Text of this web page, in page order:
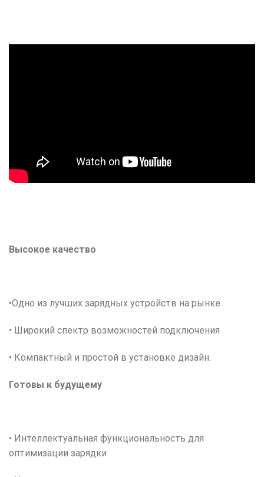
Высокое качество
•Одно из лучших зарядных устройств на рынке
• Широкий спектр возможностей подключения
• Компактный и простой в установке дизайн.
Готовы к будущему
• Интеллектуальная функциональность для
оптимизации зарядки